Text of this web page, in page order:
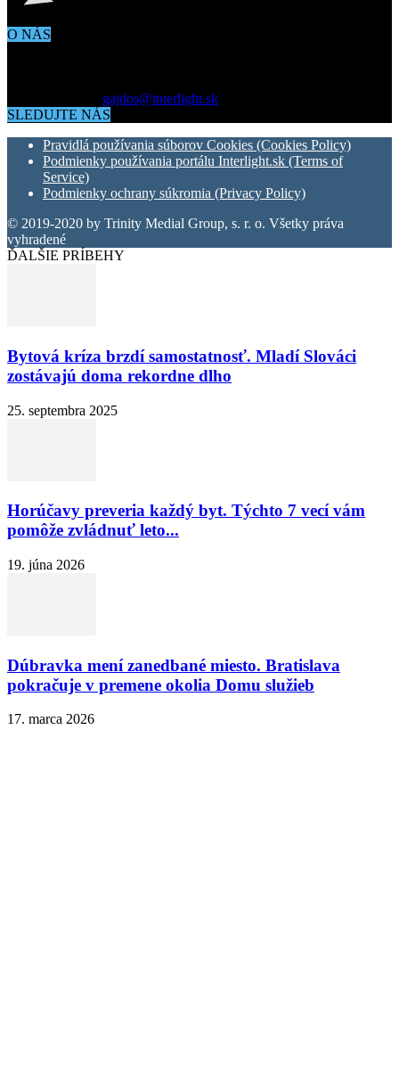
O NÁS
gajdos@interlight.sk
SLEDUJTE NÁS
Pravidlá používania súborov Cookies (Cookies Policy)
Podmienky používania portálu Interlight.sk (Terms of
Service)
Podmienky ochrany súkromia (Privacy Policy)
© 2019-2020 by Trinity Medial Group, s. r. o. Všetky práva
vyhradené
ĎALŠIE PRÍBEHY
Bytová kríza brzdí samostatnosť. Mladí Slováci
zostávajú doma rekordne dlho
25. septembra 2025
Horúčavy preveria každý byt. Týchto 7 vecí vám
pomôže zvládnuť leto...
19. júna 2026
Dúbravka mení zanedbané miesto. Bratislava
pokračuje v premene okolia Domu služieb
17. marca 2026